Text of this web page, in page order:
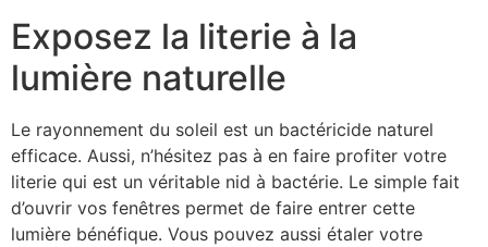
Exposez la literie à la
lumière naturelle
Le rayonnement du soleil est un bactéricide naturel
efficace. Aussi, n’hésitez pas à en faire profiter votre
literie qui est un véritable nid à bactérie. Le simple fait
d’ouvrir vos fenêtres permet de faire entrer cette
lumière bénéfique. Vous pouvez aussi étaler votre